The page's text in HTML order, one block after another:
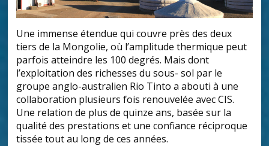
Une immense étendue qui couvre près des deux
tiers de la Mongolie, où l’amplitude thermique peut
parfois atteindre les 100 degrés. Mais dont
l’exploitation des richesses du sous- sol par le
groupe anglo-australien Rio Tinto a abouti à une
collaboration plusieurs fois renouvelée avec CIS.
Une relation de plus de quinze ans, basée sur la
qualité des prestations et une confiance réciproque
tissée tout au long de ces années.